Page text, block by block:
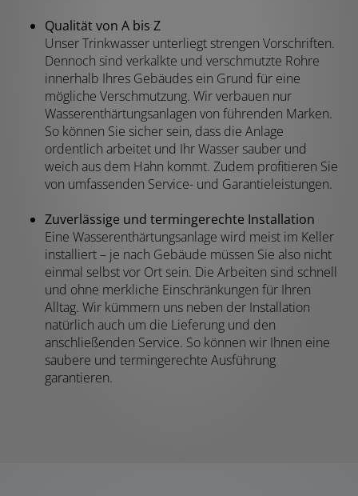
Qualität von A bis Z
Unser Trinkwasser unterliegt strengen Vorschriften.
Dennoch sind verkalkte und verschmutzte Rohre
innerhalb Ihres Gebäudes ein Grund für eine
mögliche Verschmutzung. Wir verbauen nur
Wasserenthärtungsanlagen von führenden Marken.
So können Sie sicher sein, dass die Anlage
ordentlich arbeitet und Ihr Wasser sauber und
weich aus dem Hahn kommt. Zudem profitieren Sie
von umfassenden Service- und Garantieleistungen.
Zuverlässige und termingerechte Installation
Eine Wasserenthärtungsanlage wird meist im Keller
installiert – je nach Gebäude müssen Sie also nicht
einmal selbst vor Ort sein. Die Arbeiten sind schnell
und ohne merkliche Einschränkungen für Ihren
Alltag. Wir kümmern uns neben der Installation
natürlich auch um die Lieferung und den
anschließenden Service. So können wir Ihnen eine
saubere und termingerechte Ausführung
garantieren.